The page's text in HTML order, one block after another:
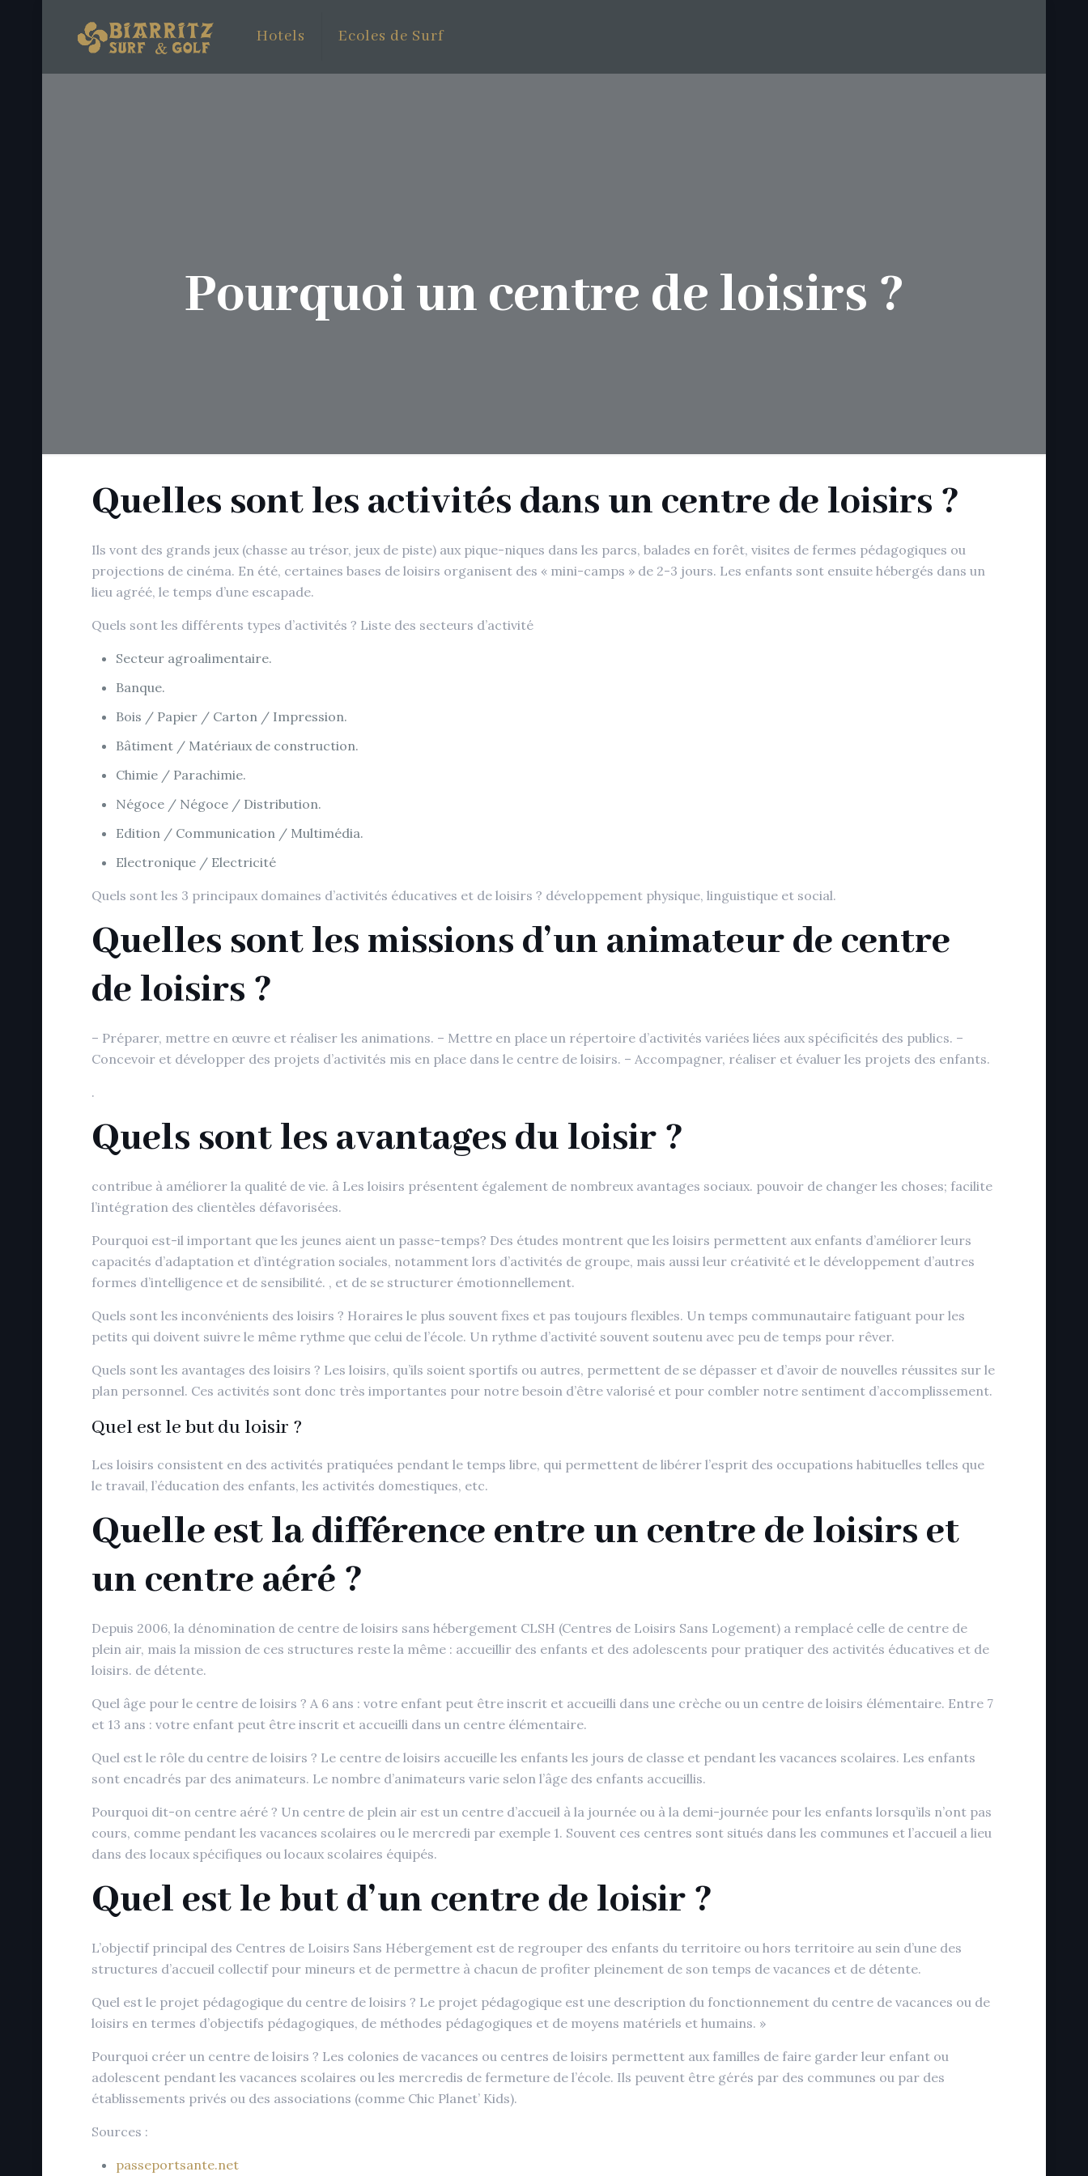
Hotels Ecoles de Surf
Pourquoi un centre de loisirs ?
Quelles sont les activités dans un centre de loisirs ?
Ils vont des grands jeux (chasse au trésor, jeux de piste) aux pique-niques dans les parcs, balades en forêt, visites de fermes pédagogiques ou
projections de cinéma. En été, certaines bases de loisirs organisent des « mini-camps » de 2-3 jours. Les enfants sont ensuite hébergés dans un
lieu agréé, le temps d’une escapade.
Quels sont les différents types d’activités ? Liste des secteurs d’activité
Secteur agroalimentaire.
Banque.
Bois / Papier / Carton / Impression.
Bâtiment / Matériaux de construction.
Chimie / Parachimie.
Négoce / Négoce / Distribution.
Edition / Communication / Multimédia.
Electronique / Electricité
Quels sont les 3 principaux domaines d’activités éducatives et de loisirs ? développement physique, linguistique et social.
Quelles sont les missions d’un animateur de centre
de loisirs ?
– Préparer, mettre en œuvre et réaliser les animations. – Mettre en place un répertoire d’activités variées liées aux spécificités des publics. –
Concevoir et développer des projets d’activités mis en place dans le centre de loisirs. – Accompagner, réaliser et évaluer les projets des enfants.
.
Quels sont les avantages du loisir ?
contribue à améliorer la qualité de vie. â Les loisirs présentent également de nombreux avantages sociaux. pouvoir de changer les choses; facilite
l’intégration des clientèles défavorisées.
Pourquoi est-il important que les jeunes aient un passe-temps? Des études montrent que les loisirs permettent aux enfants d’améliorer leurs
capacités d’adaptation et d’intégration sociales, notamment lors d’activités de groupe, mais aussi leur créativité et le développement d’autres
formes d’intelligence et de sensibilité. , et de se structurer émotionnellement.
Quels sont les inconvénients des loisirs ? Horaires le plus souvent fixes et pas toujours flexibles. Un temps communautaire fatiguant pour les
petits qui doivent suivre le même rythme que celui de l’école. Un rythme d’activité souvent soutenu avec peu de temps pour rêver.
Quels sont les avantages des loisirs ? Les loisirs, qu’ils soient sportifs ou autres, permettent de se dépasser et d’avoir de nouvelles réussites sur le
plan personnel. Ces activités sont donc très importantes pour notre besoin d’être valorisé et pour combler notre sentiment d’accomplissement.
Quel est le but du loisir ?
Les loisirs consistent en des activités pratiquées pendant le temps libre, qui permettent de libérer l’esprit des occupations habituelles telles que
le travail, l’éducation des enfants, les activités domestiques, etc.
Quelle est la différence entre un centre de loisirs et
un centre aéré ?
Depuis 2006, la dénomination de centre de loisirs sans hébergement CLSH (Centres de Loisirs Sans Logement) a remplacé celle de centre de
plein air, mais la mission de ces structures reste la même : accueillir des enfants et des adolescents pour pratiquer des activités éducatives et de
loisirs. de détente.
Quel âge pour le centre de loisirs ? A 6 ans : votre enfant peut être inscrit et accueilli dans une crèche ou un centre de loisirs élémentaire. Entre 7
et 13 ans : votre enfant peut être inscrit et accueilli dans un centre élémentaire.
Quel est le rôle du centre de loisirs ? Le centre de loisirs accueille les enfants les jours de classe et pendant les vacances scolaires. Les enfants
sont encadrés par des animateurs. Le nombre d’animateurs varie selon l’âge des enfants accueillis.
Pourquoi dit-on centre aéré ? Un centre de plein air est un centre d’accueil à la journée ou à la demi-journée pour les enfants lorsqu’ils n’ont pas
cours, comme pendant les vacances scolaires ou le mercredi par exemple 1. Souvent ces centres sont situés dans les communes et l’accueil a lieu
dans des locaux spécifiques ou locaux scolaires équipés.
Quel est le but d’un centre de loisir ?
L’objectif principal des Centres de Loisirs Sans Hébergement est de regrouper des enfants du territoire ou hors territoire au sein d’une des
structures d’accueil collectif pour mineurs et de permettre à chacun de profiter pleinement de son temps de vacances et de détente.
Quel est le projet pédagogique du centre de loisirs ? Le projet pédagogique est une description du fonctionnement du centre de vacances ou de
loisirs en termes d’objectifs pédagogiques, de méthodes pédagogiques et de moyens matériels et humains. »
Pourquoi créer un centre de loisirs ? Les colonies de vacances ou centres de loisirs permettent aux familles de faire garder leur enfant ou
adolescent pendant les vacances scolaires ou les mercredis de fermeture de l’école. Ils peuvent être gérés par des communes ou par des
établissements privés ou des associations (comme Chic Planet’ Kids).
Sources :
passeportsante.net